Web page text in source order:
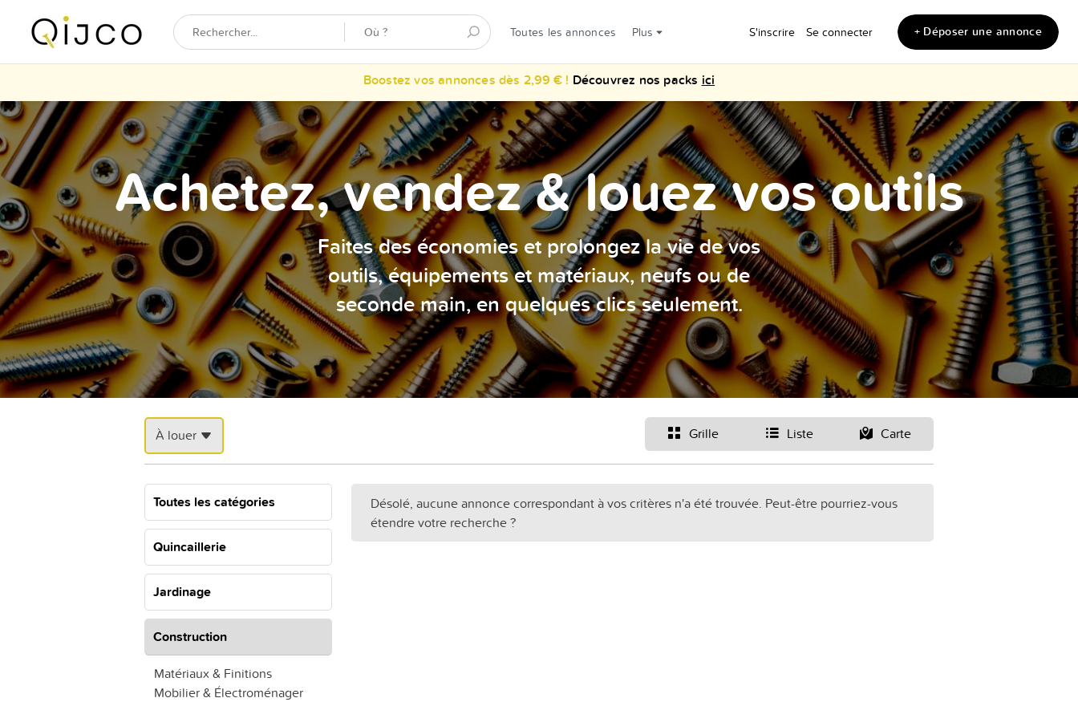
Boostez vos annonces dès 2,99 € ! Découvrez nos packs ici
Toutes les annonces Plus S'inscrire Se connecter + Déposer une annonce
Achetez, vendez & louez vos outils
Faites des économies et prolongez la vie de vos
outils, équipements et matériaux, neufs ou de
seconde main, en quelques clics seulement.
Grille Liste Carte
À louer
Toutes les catégories
Quincaillerie
Jardinage
Construction
Matériaux & Finitions
Mobilier & Électroménager
Désolé, aucune annonce correspondant à vos critères n'a été trouvée. Peut-être pourriez-vous
étendre votre recherche ?